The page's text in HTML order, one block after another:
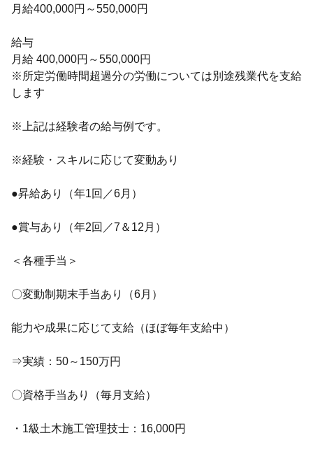
月給400,000円～550,000円
給与
月給 400,000円～550,000円
※所定労働時間超過分の労働については別途残業代を支給
します
※上記は経験者の給与例です。
※経験・スキルに応じて変動あり
●昇給あり（年1回／6月）
●賞与あり（年2回／7＆12月）
＜各種手当＞
〇変動制期末手当あり（6月）
能力や成果に応じて支給（ほぼ毎年支給中）
⇒実績：50～150万円
〇資格手当あり（毎月支給）
・1級土木施工管理技士：16,000円